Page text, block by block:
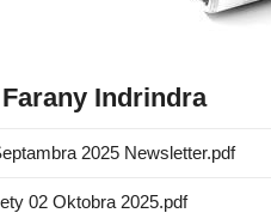
Indrindra
2025 Newsletter.pdf
02 Oktobra 2025.pdf